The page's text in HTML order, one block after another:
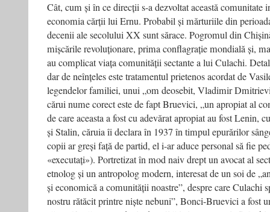
Cât, cum și în ce direcții s-a dezvoltat această comunitate
economia cărții lui Ernu. Probabil și mărturiile din
decenii ale secolului XX sunt sărace. Pogromul din
mișcările revoluționare, prima conflagrație mondială și,
au complicat viața comunității sectante a lui Culachi.
dar de neînțeles este tratamentul prietenos acordat de
legendelor familiei, unui „om deosebit, Vladimir
cărui nume corect este de fapt Bruevici, „un apropiat al
de care aceasta a fost cu adevărat apropiat au fost Lenin,
și Stalin, căruia îi declara în 1937 în timpul epurărilor
copii ar greși față de partid, el i-ar aduce personal să fie
«executați»). Portretizat în mod naiv drept un avocat al
etnolog și un antropolog modern, interesat de un soi de
și economică a comunității noastre”, despre care Culachi
nostru rătăcit printre niște nebuni”, Bonci-Bruevici a fost